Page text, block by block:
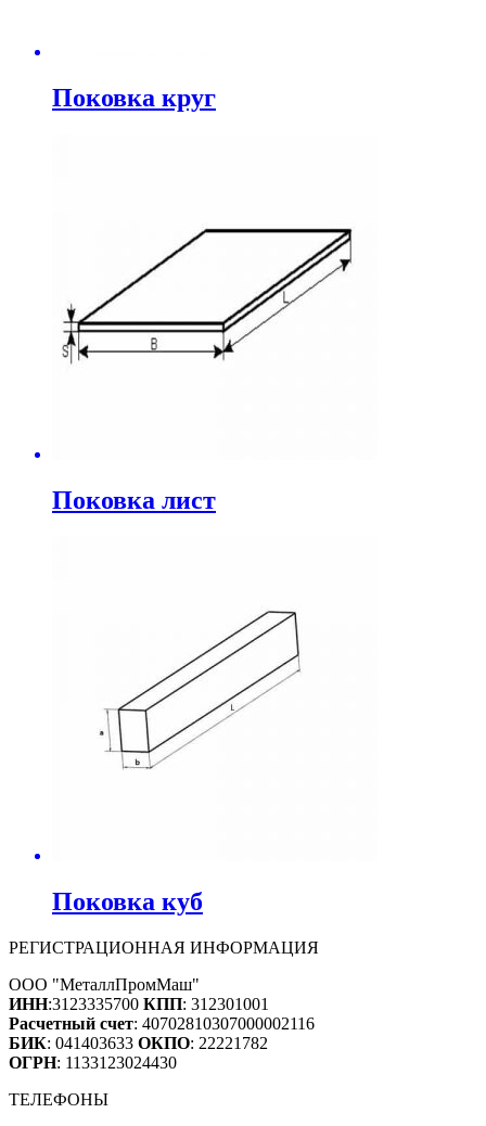
Поковка круг
Поковка лист
Поковка куб
РЕГИСТРАЦИОННАЯ ИНФОРМАЦИЯ
ООО "МеталлПромМаш"
ИНН:3123335700 КПП: 312301001
Расчетный счет: 40702810307000002116
БИК: 041403633 ОКПО: 22221782
ОГРН: 1133123024430
ТЕЛЕФОНЫ